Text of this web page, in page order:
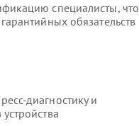
специалисты, что
обязательств
диагностику и